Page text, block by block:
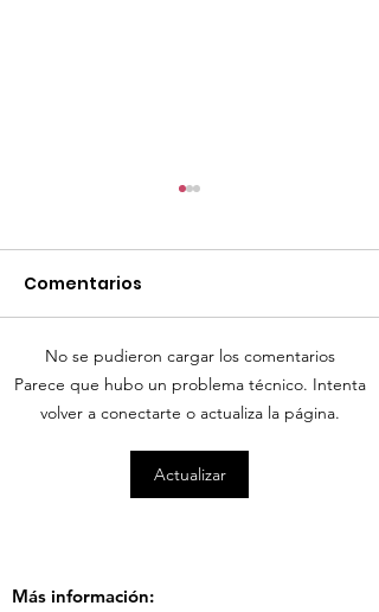
TourTravelynByFraveo
participó en la
capacitación vía
Comentarios
No se pudieron cargar los comentarios
Parece que hubo un problema técnico. Intenta
volver a conectarte o actualiza la página.
Actualizar
Más información: